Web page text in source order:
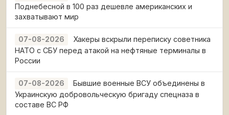
Поднебесной в 100 раз дешевле американских и
захватывают мир
07-08-2026
Хакеры вскрыли переписку советника
НАТО с СБУ перед атакой на нефтяные терминалы в
России
07-08-2026
Бывшие военные ВСУ объединены в
Украинскую добровольческую бригаду спецназа в
составе ВС РФ